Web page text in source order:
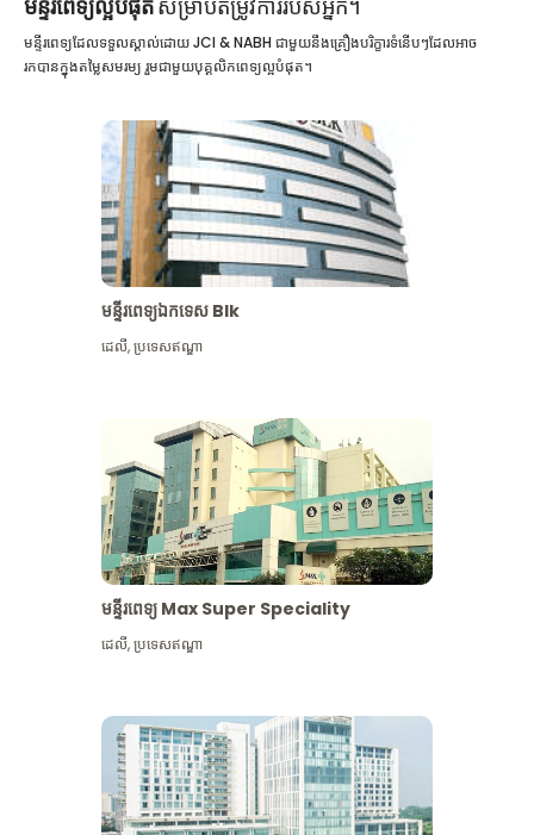
មន្ទីរពេទ្យល្អបំផុតសម្រាប់តម្រូវការរបស់អ្នក។
មន្ទីរពេទ្យដែលទទួលស្គាល់ដោយ JCI & NABH ជាមួយនឹងគ្រឿងបរិក្ខារទំនើបៗដែលអាច
រកបានក្នុងតម្លៃសមរម្យ រួមជាមួយបុគ្គលិកពេទ្យល្អបំផុត។
មន្ទីរពេទ្យឯកទេស Blk
ដេលី,ប្រទេសឥណ្ឌា
មន្ទីរពេទ្យ Max Super Speciality
ដេលី,ប្រទេសឥណ្ឌា